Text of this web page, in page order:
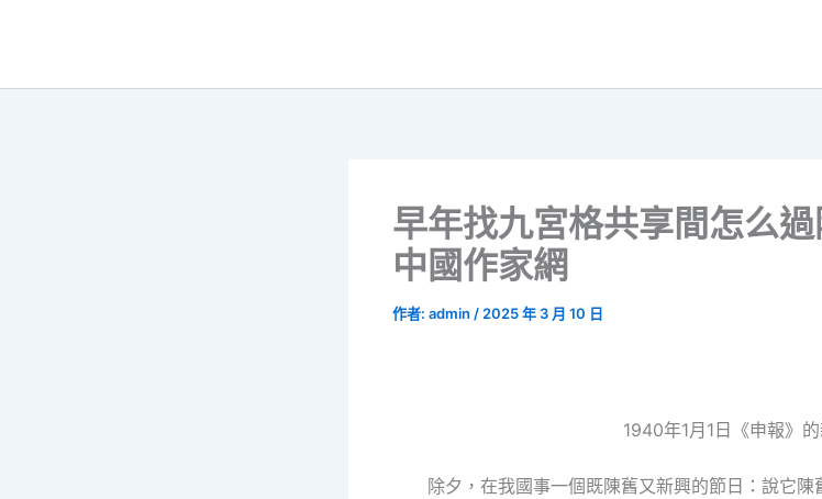
早年找九宮格共享間怎么
中國作家網
作者: admin / 2025 年 3 月 10 日
1940年1月1日《申報》
除夕，在我國事一個既陳舊又新興的節日：說它